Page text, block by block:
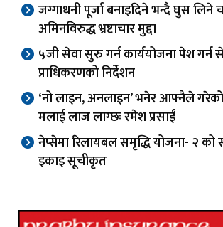
जग्गाधनी पूर्जा बनाइदिने भन्दै घुस लिने
अमिनविरुद्ध भ्रष्टाचार मुद्दा
५जी सेवा सुरु गर्न कार्ययोजना पेश गर्न
प्राधिकरणको निर्देशन
‘नो लाइन, अनलाइन’ भनेर आफ्नैले
मलाई लाज लाग्छः रमेश प्रसाईं
नेप्सेमा रिलायबल समृद्धि योजना- २ को
इकाइ सूचीकृत